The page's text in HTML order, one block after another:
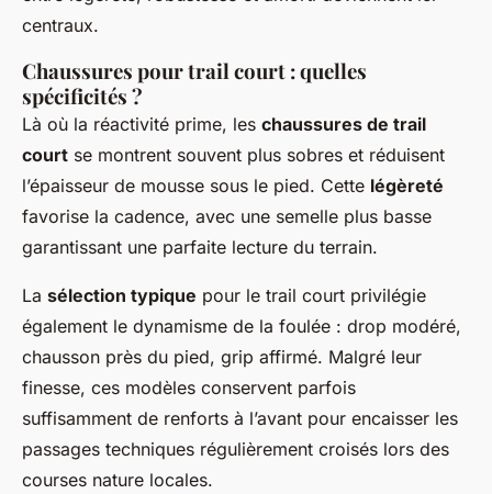
centraux.
Chaussures pour trail court : quelles
spécificités ?
Là où la réactivité prime, les chaussures de trail
court se montrent souvent plus sobres et réduisent
l’épaisseur de mousse sous le pied. Cette légèreté
favorise la cadence, avec une semelle plus basse
garantissant une parfaite lecture du terrain.
La sélection typique pour le trail court privilégie
également le dynamisme de la foulée : drop modéré,
chausson près du pied, grip affirmé. Malgré leur
finesse, ces modèles conservent parfois
suffisamment de renforts à l’avant pour encaisser les
passages techniques régulièrement croisés lors des
courses nature locales.